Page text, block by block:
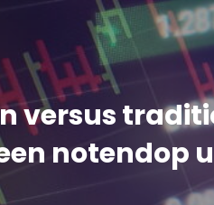
versus
notendop